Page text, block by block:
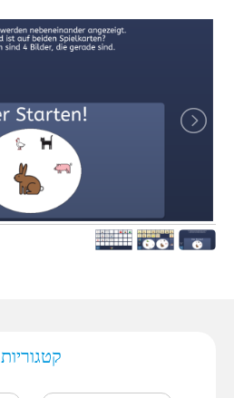
קטגוריות